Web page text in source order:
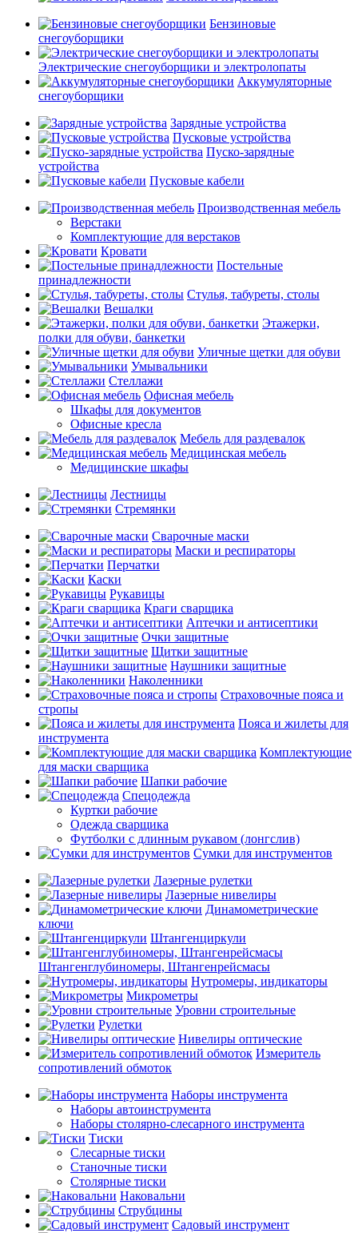
Бензиновые
снегоуборщики
Электрические снегоуборщики и электролопаты
Аккумуляторные
снегоуборщики
Зарядные устройства
Пусковые устройства
Пуско-зарядные
устройства
Пусковые кабели
Производственная мебель
Верстаки
Комплектующие для верстаков
Кровати
Постельные
принадлежности
Стулья, табуреты, столы
Вешалки
Этажерки,
полки для обуви, банкетки
Уличные щетки для обуви
Умывальники
Стеллажи
Офисная мебель
Шкафы для документов
Офисные кресла
Мебель для раздевалок
Медицинская мебель
Медицинские шкафы
Лестницы
Стремянки
Сварочные маски
Маски и респираторы
Перчатки
Каски
Рукавицы
Краги сварщика
Аптечки и антисептики
Очки защитные
Щитки защитные
Наушники защитные
Наколенники
Страховочные пояса и
стропы
Пояса и жилеты для
инструмента
Комплектующие
для маски сварщика
Шапки рабочие
Спецодежда
Куртки рабочие
Одежда сварщика
Футболки с длинным рукавом (лонгслив)
Сумки для инструментов
Лазерные рулетки
Лазерные нивелиры
Динамометрические
ключи
Штангенциркули
Штангенглубиномеры, Штангенрейсмасы
Нутромеры, индикаторы
Микрометры
Уровни строительные
Рулетки
Нивелиры оптические
Измеритель
сопротивлений обмоток
Наборы инструмента
Наборы автоинструмента
Наборы столярно-слесарного инструмента
Тиски
Слесарные тиски
Станочные тиски
Столярные тиски
Наковальни
Струбцины
Садовый инструмент